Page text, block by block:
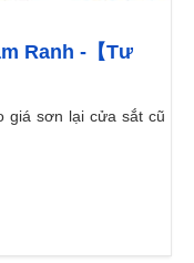
Ranh -【Tư
giá sơn lại cửa sắt cũ